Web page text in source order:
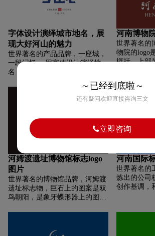
两形由。条条弧线紧 密相连，形
断的旋转壮大既表现“旋风”的概
念，又体现出企业内部的向心力
和发展向外拓展市场的企业营销
战略。深刻寓意了“团结、创
新、求实、奉献”的企业特征。
标志采用深蓝色，给人强烈的视
觉冲击力，符合企业特征，一种
“信用、信赖、协调”的企业理念
长的水利专
时邓小平同
字，图样下
“1915”和
悠久的办学
承1924年河
外圈的梅花
大学傲雪凌
品质，梅花
了学校所在
学校的办学
字体设计演绎城市地名，展
现大好河山的魅力
世界著名的产品品牌，一座城，
一段记忆， 用字体设计演绎地
名， 唤起大家对家乡的热爱，
展现大好河山的无限魅力！ 是你
河南博物
世界著名的
物院的logo
概括，上部
下部为覆斗
角形交叠的
“天圆地方”
一个沙漏，
历史的场所
的建筑设计
河姆渡遗址博物馆标志logo
图片
世界著名的博物馆品牌，河姆渡
遗址标志物，巨石上的图案是双
鸟朝阳，是象牙蝶形器上的图
河南国际
世界著名的
炼出的公司
创作基调，
的意象，造
成稳固的三
～已经到底啦～
还有疑问欢迎直接咨询三文
立即咨询